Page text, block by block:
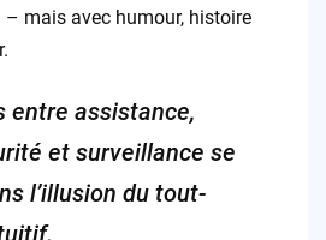
mais avec humour, histoire
entre assistance,
et surveillance se
l’illusion du tout-